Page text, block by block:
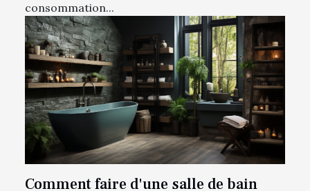
consommation...
Comment faire d'une salle de bain